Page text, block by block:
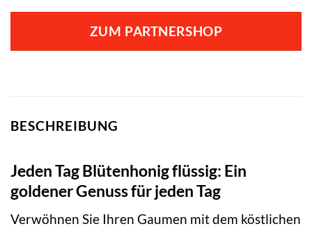
ZUM PARTNERSHOP
BESCHREIBUNG
Jeden Tag Blütenhonig flüssig: Ein
goldener Genuss für jeden Tag
Verwöhnen Sie Ihren Gaumen mit dem köstlichen